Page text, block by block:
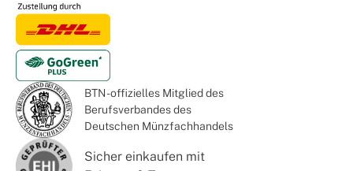
BTN - offizielles Mitglied des
Berufsverbandes des
Deutschen Münzfachhandels
Sicher einkaufen mit